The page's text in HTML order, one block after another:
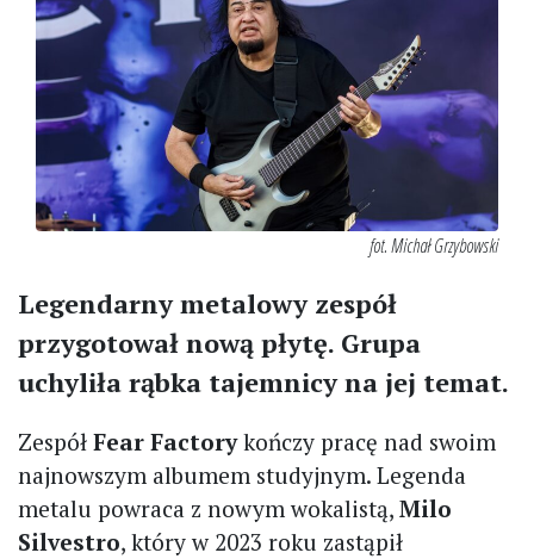
fot. Michał Grzybowski
Legendarny metalowy zespół
przygotował nową płytę. Grupa
uchyliła rąbka tajemnicy na jej temat.
Zespół Fear Factorykończy pracę nad swoim
najnowszym albumem studyjnym. Legenda
metalu powraca z nowym wokalistą, Milo
Silvestro, który w 2023 roku zastąpił